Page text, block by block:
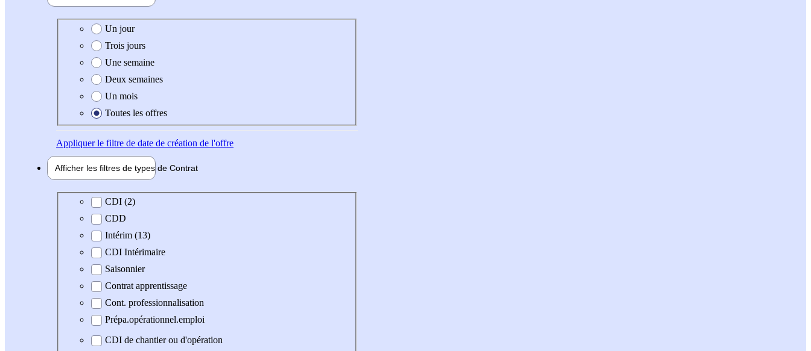
Date de création de l'offre
Un jour
Trois jours
Une semaine
Deux semaines
Un mois
Toutes les offres
Appliquerle filtre de date de création de l'offre
Afficher les filtres de types de Contrat
Type de contrat
CDI (2)
CDD
Intérim (13)
CDI Intérimaire
Saisonnier
Contrat apprentissage
Cont. professionnalisation
Prépa.opérationnel.emploi
CDI de chantier ou d'opération